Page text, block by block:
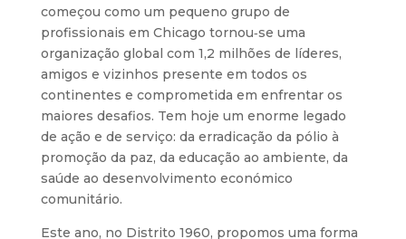
começou como um pequeno grupo de
profissionais em Chicago tornou‑se uma
organização global com 1,2 milhões de líderes,
amigos e vizinhos presente em todos os
continentes e comprometida em enfrentar os
maiores desafios. Tem hoje um enorme legado
de ação e de serviço: da erradicação da pólio à
promoção da paz, da educação ao ambiente, da
saúde ao desenvolvimento económico
comunitário.
Este ano, no Distrito 1960, propomos uma forma